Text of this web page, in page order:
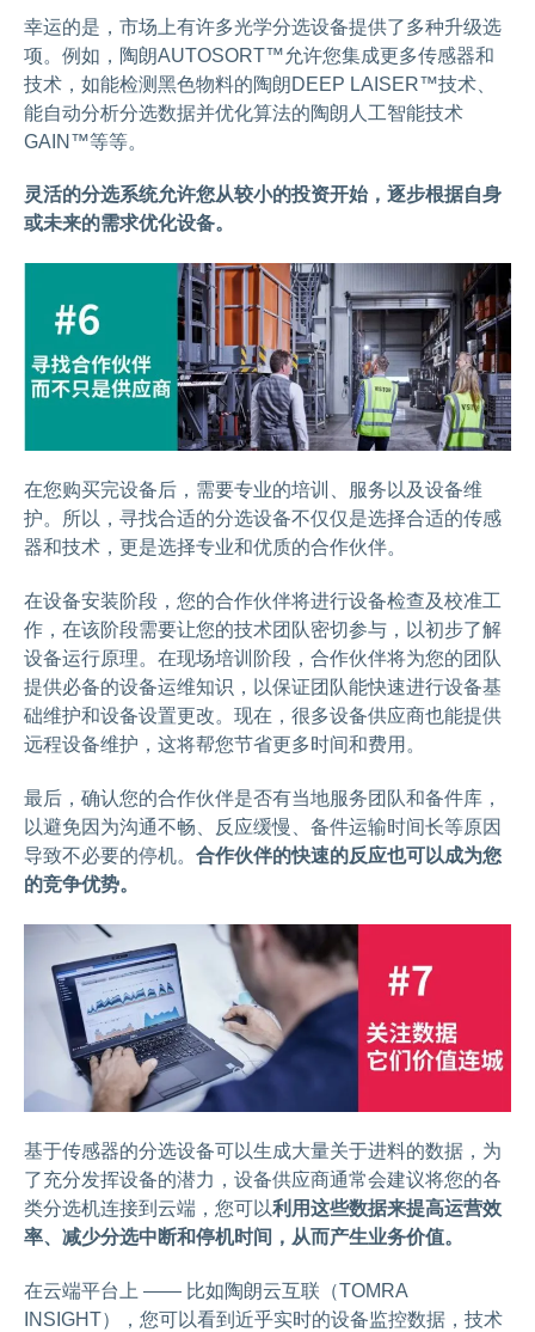
幸运的是，市场上有许多光学分选设备提供了多种升级选
项。例如，陶朗AUTOSORT™允许您集成更多传感器和
技术，如能检测黑色物料的陶朗DEEP LAISER™技术、
能自动分析分选数据并优化算法的陶朗人工智能技术
GAIN™等等。
灵活的分选系统允许您从较小的投资开始，逐步根据自身
或未来的需求优化设备。
在您购买完设备后，需要专业的培训、服务以及设备维
护。所以，寻找合适的分选设备不仅仅是选择合适的传感
器和技术，更是选择专业和优质的合作伙伴。
在设备安装阶段，您的合作伙伴将进行设备检查及校准工
作，在该阶段需要让您的技术团队密切参与，以初步了解
设备运行原理。在现场培训阶段，合作伙伴将为您的团队
提供必备的设备运维知识，以保证团队能快速进行设备基
础维护和设备设置更改。现在，很多设备供应商也能提供
远程设备维护，这将帮您节省更多时间和费用。
最后，确认您的合作伙伴是否有当地服务团队和备件库，
以避免因为沟通不畅、反应缓慢、备件运输时间长等原因
导致不必要的停机。 合作伙伴的快速的反应也可以成为您
的竞争优势。
基于传感器的分选设备可以生成大量关于进料的数据，为
了充分发挥设备的潜力，设备供应商通常会建议将您的各
类分选机连接到云端，您可以利用这些数据来提高运营效
率、减少分选中断和停机时间，从而产生业务价值。
在云端平台上 —— 比如陶朗云互联（TOMRA
INSIGHT），您可以看到近乎实时的设备监控数据，技术